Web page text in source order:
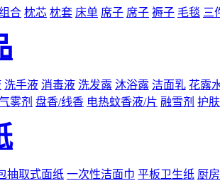
合 枕芯 枕套 床单 席子 席子 褥子 毛毯 三
洗手液 消毒液 洗发露 沐浴露 洁面乳 花露
雾剂 盘香/线香 电热蚊香液/片 融雪剂 护
抽取式面纸 一次性洁面巾 平板卫生纸 厨